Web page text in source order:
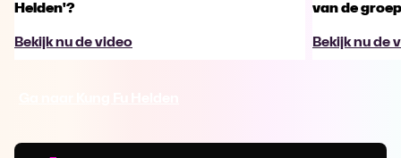
Helden'?
Bekijk nu de video
van de groep
Bekijk nu de